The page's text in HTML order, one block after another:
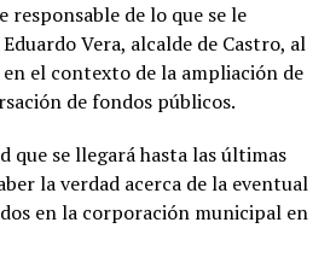
responsable de lo que se le
Vera, alcalde de Castro, al
el contexto de la ampliación de
de fondos públicos.
que se llegará hasta las últimas
la verdad acerca de la eventual
en la corporación municipal en